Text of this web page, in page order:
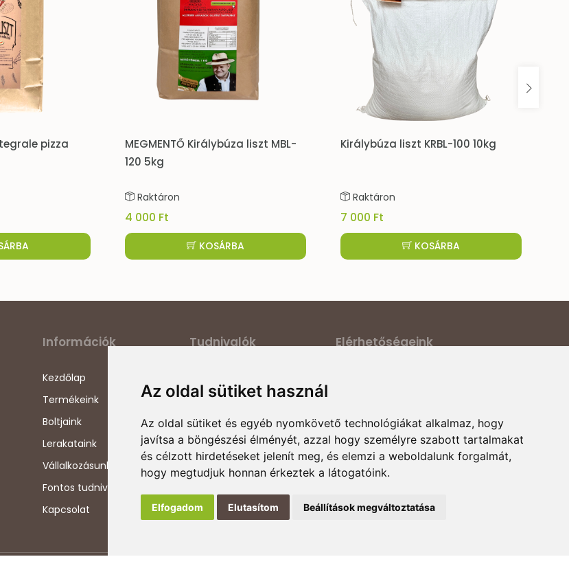
Az oldal sütiket használ
Az oldal sütiket és egyéb nyomkövető technológiákat alkalmaz, hogy
javítsa a böngészési élményét, azzal hogy személyre szabott tartalmakat
és célzott hirdetéseket jelenít meg, és elemzi a weboldalunk forgalmát,
hogy megtudjuk honnan érkeztek a látogatóink.
Elfogadom Elutasítom Beállítások megváltoztatása
MEGMENTŐ Királybúza liszt MBL-
Királybúza liszt KRBL-100 10kg Kukoricadara 1kg
Információk
Kezdőlap
Termékeink
Boltjaink
Lerakataink
Vállalkozásunkról
Fontos tudnivalók
Kapcsolat
Tudnivalók
Általános szerződési
feltételek
Szállítási információk
Impresszum
Szerzői jogok
Elérhetőségeink
Telefonszám:
+36 30 868 88 75
Nyitvatartás:H-P 8:00-16:00